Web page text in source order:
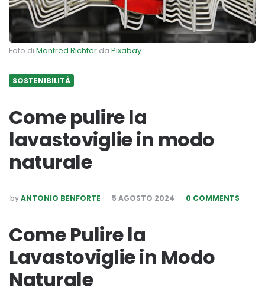
Foto di Manfred Richter da Pixabay
SOSTENIBILITÀ
Come pulire la
lavastoviglie in modo
naturale
POSTED
BY
byANTONIO BENFORTE 5 AGOSTO 2024 0 COMMENTS
Come Pulire la
Lavastoviglie in Modo
Naturale